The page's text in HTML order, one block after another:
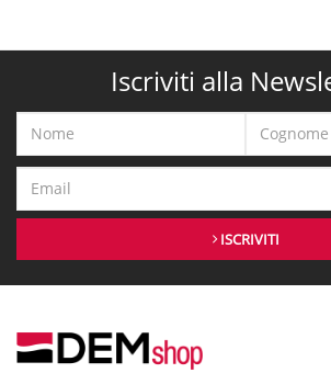
Iscriviti alla
ISCRIVITI